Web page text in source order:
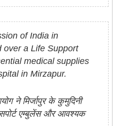
of India in
over a Life Support
medical supplies
in Mirzapur.
ने मिर्जापुर के कुमुदिनी
एम्बुलेंस और आवश्यक